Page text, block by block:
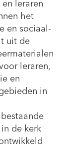
leraren
het
en sociaal-
uit de
leraren,
en
in
de kerk